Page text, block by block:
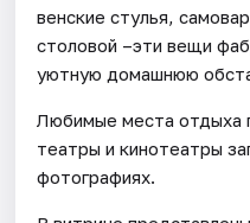
венские стулья,
столовой –эти вещи
уютную домашнюю
Любимые места отдыха
театры и кинотеатры
фотографиях.